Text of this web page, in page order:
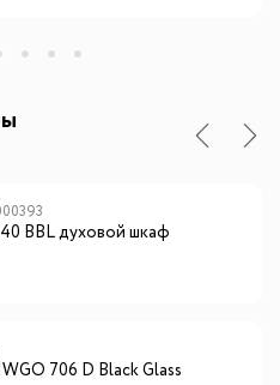
BBL духовой шкаф
706 D Black Glass